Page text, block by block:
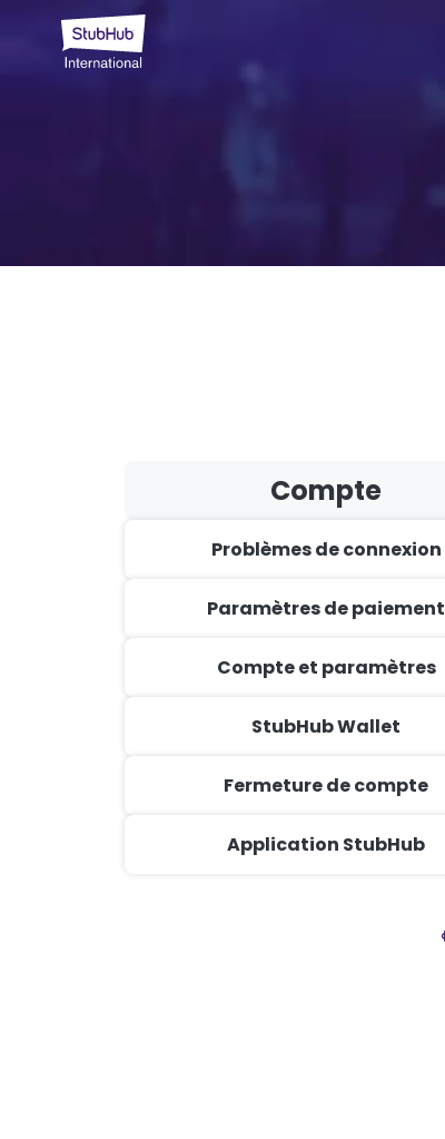
Compte
Problèmes de connexion
Paramètres de paiement
Compte et paramètres
StubHub Wallet
Fermeture de compte
Application StubHub